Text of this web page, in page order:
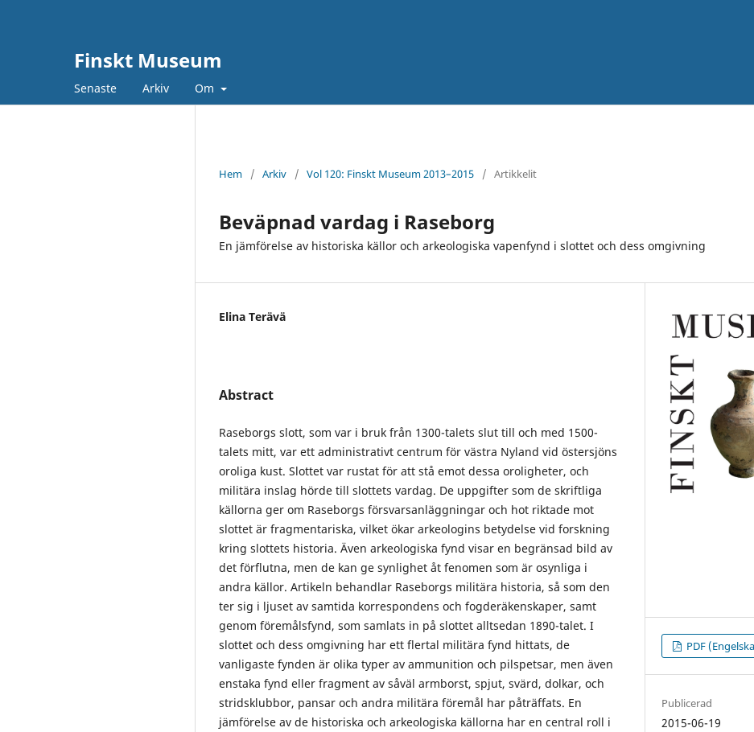
Finskt Museum
Senaste Arkiv Om
Hem / Arkiv / Vol 120: Finskt Museum 2013–2015 / Artikkelit
Beväpnad vardag i Raseborg
En jämförelse av historiska källor och arkeologiska vapenfynd i slottet och dess omgivning
Elina Terävä
Abstract
Raseborgs slott, som var i bruk från 1300-talets slut till och med 1500-
talets mitt, var ett administrativt centrum för västra Nyland vid östersjöns
oroliga kust. Slottet var rustat för att stå emot dessa oroligheter, och
militära inslag hörde till slottets vardag. De uppgifter som de skriftliga
källorna ger om Raseborgs försvarsanläggningar och hot riktade mot
slottet är fragmentariska, vilket ökar arkeologins betydelse vid forskning
kring slottets historia. Även arkeologiska fynd visar en begränsad bild av
det förflutna, men de kan ge synlighet åt fenomen som är osynliga i
andra källor. Artikeln behandlar Raseborgs militära historia, så som den
ter sig i ljuset av samtida korrespondens och fogderäkenskaper, samt
genom föremålsfynd, som samlats in på slottet alltsedan 1890-talet. I
slottet och dess omgivning har ett flertal militära fynd hittats, de
vanligaste fynden är olika typer av ammunition och pilspetsar, men även
enstaka fynd eller fragment av såväl armborst, spjut, svärd, dolkar, och
stridsklubbor, pansar och andra militära föremål har påträffats. En
jämförelse av de historiska och arkeologiska källorna har en central roll i
PDF
Publicerad
2015-06-19